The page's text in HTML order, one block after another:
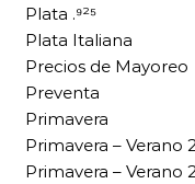
Plata .⁹²⁵
Plata Italiana
Precios de Mayoreo
Preventa
Primavera
Primavera – Verano
Primavera – Verano